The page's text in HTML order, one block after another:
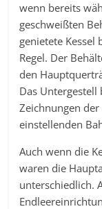
wenn bereits
geschweißten
genietete Kessel
Regel. Der
den
Das Untergestell
Zeichnungen
einstellenden
Auch wenn die
waren die
unterschiedlich.